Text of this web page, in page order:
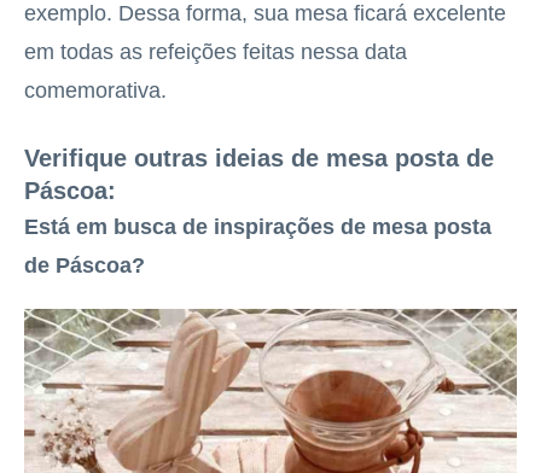
exemplo. Dessa forma, sua mesa ficará excelente
em todas as refeições feitas nessa data
comemorativa.
Verifique outras ideias de mesa posta de
Páscoa:
Está em busca de inspirações de mesa posta
de Páscoa?